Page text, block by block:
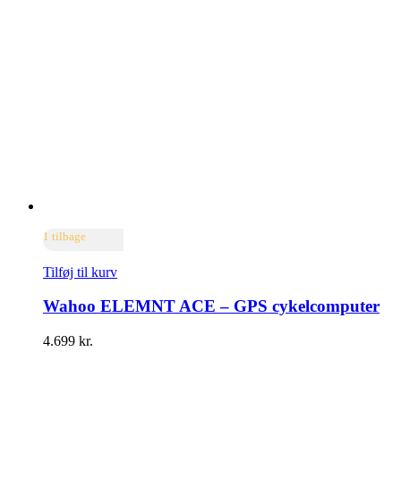
1 tilbage
Tilføj til kurv
Wahoo ELEMNT ACE – GPS cykelcomputer
4.699 kr.